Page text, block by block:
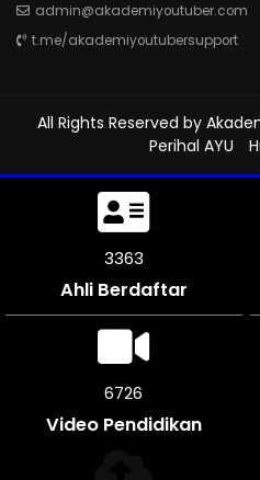
admin@akademiyoutuber.com
t.me/akademiyoutubersupport
All Rights Reserved by
Perihal AYU
3705
Ahli Berdaftar
7404
Video Pendidikan